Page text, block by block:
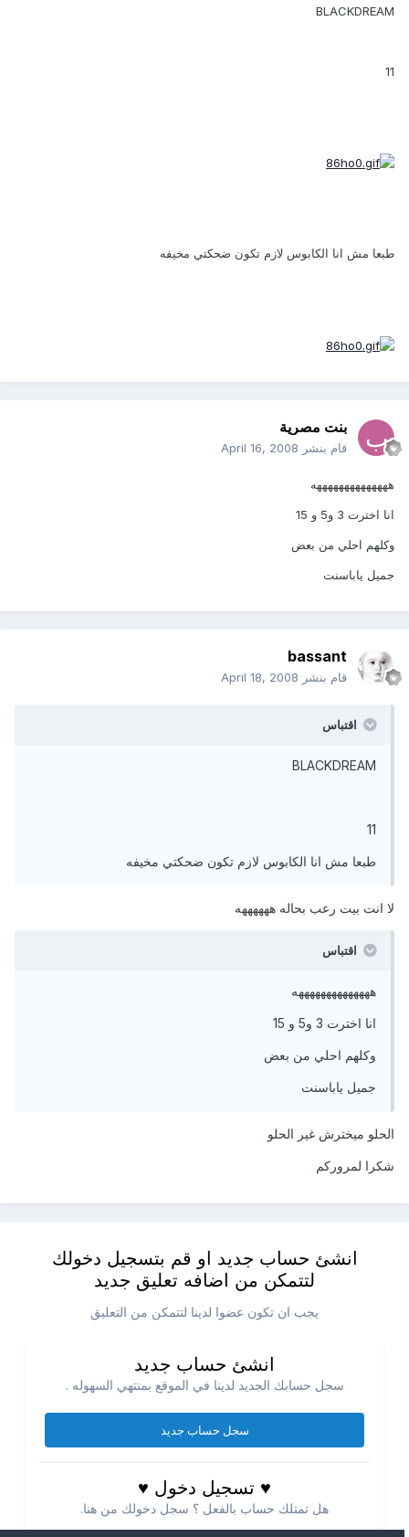
BLACKDREAM
11
طبعا مش انا الكابوس لازم تكون ضحكتي مخيفه
بنت مصرية
قام بنشر April 16, 2008
ههههههههههههههه
انا اخترت 3 و5 و 15
وكلهم احلي من بعض
جميل ياباسنت
bassant
قام بنشر April 18, 2008
اقتباس
BLACKDREAM
11
طبعا مش انا الكابوس لازم تكون ضحكتي مخيفه
لا انت بيت رعب بحاله ههههههه
اقتباس
ههههههههههههههه
انا اخترت 3 و5 و 15
وكلهم احلي من بعض
جميل ياباسنت
الحلو ميخترش غير الحلو
شكرا لمروركم
انشئ حساب جديد او قم بتسجيل دخولك
لتتمكن من اضافه تعليق جديد
يجب ان تكون عضوا لدينا لتتمكن من التعليق
انشئ حساب جديد
سجل حسابك الجديد لدينا في الموقع بمنتهي السهوله .
سجل حساب جديد
♥ تسجيل دخول ♥
هل تمتلك حساب بالفعل ؟ سجل دخولك من هنا.